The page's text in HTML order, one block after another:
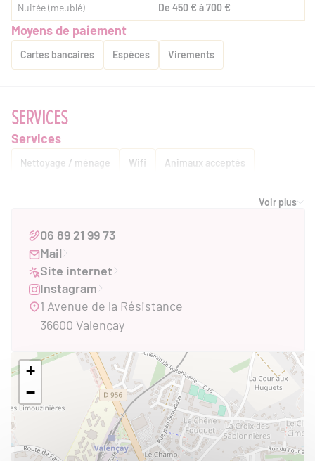
Nuitée (meublé) De 450 € à 700 €
Moyens de paiement
Cartes bancaires Espèces Virements
SERVICES
Services
Nettoyage / ménage Wifi Animaux acceptés
Conforts
Barbecue
Draps et linges compris
Descriptif habitation
Terrasse balcon
Voir plus
06 89 21 99 73
Mail
Site internet
Instagram
1 Avenue de la Résistance
36600 Valençay
+
−